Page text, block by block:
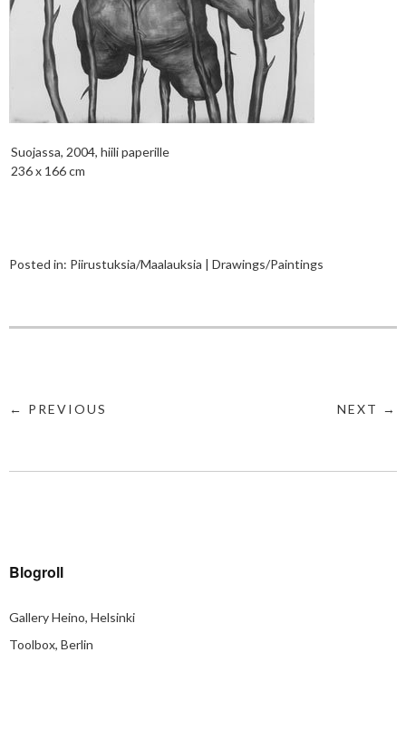
Suojassa, 2004, hiili paperille
236 x 166 cm
Posted in: Piirustuksia/Maalauksia | Drawings/Paintings
← PREVIOUS NEXT →
Blogroll
Gallery Heino, Helsinki
Toolbox, Berlin